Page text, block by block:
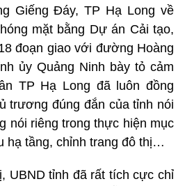
Giếng Đáy, TP Hạ Long về
mặt bằng Dự án Cải tạo,
đoạn giao với đường Hoàng
ủy Quảng Ninh bày tỏ cảm
TP Hạ Long đã luôn đồng
trương đúng đắn của tỉnh nói
nói riêng trong thực hiện mục
hạ tầng, chỉnh trang đô thị…
UBND tỉnh đã rất tích cực chỉ